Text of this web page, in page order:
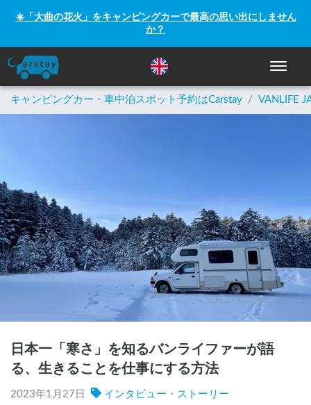
☀️「大曲の花火」をキャンピングカーで最高の思い出にしません
か？
ナビゲ
キャンピングカー・車中泊スポット予約はCarstay / VANLIFE
日本一「寒さ」を知るバンライファーが語
る、生きることを仕事にする方法
2023年1月27日 インタビュー・ストーリー